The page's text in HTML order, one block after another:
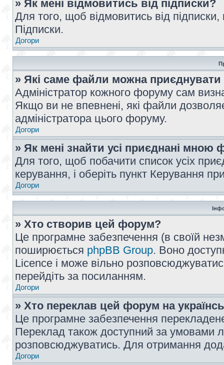
» Як мені відмовитись від підписки?
Для того, щоб відмовитись від
Підписки.
Догори
» Які саме файли можна
Адміністратор кожного форуму сам
Якщо ви не впевнені, які файли
адміністратора цього форуму.
Догори
» Як мені знайти усі приєднані мною
Для того, щоб побачити список усіх
керування, і оберіть пункт Керування
Догори
» Хто створив цей форум?
Це програмне забезпечення (в своїй
поширюється phpBB Group. Воно
Licence і може вільно
перейдіть за посиланням.
Догори
» Хто переклав цей форум на
Це програмне забезпечення
Переклад також доступний за умовами
розповсюджуватись. Для отримання
Догори